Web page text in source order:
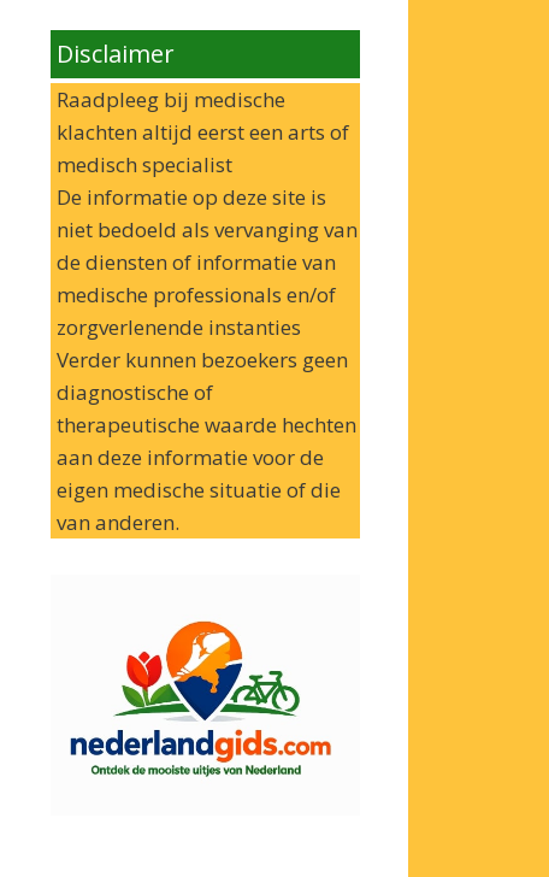
Disclaimer
Raadpleeg bij medische
klachten altijd eerst een arts of
medisch specialist
De informatie op deze site is
niet bedoeld als vervanging van
de diensten of informatie van
medische professionals en/of
zorgverlenende instanties
Verder kunnen bezoekers geen
diagnostische of
therapeutische waarde hechten
aan deze informatie voor de
eigen medische situatie of die
van anderen.